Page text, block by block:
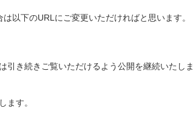
以下のURLにご変更いただければと思います。
引き続きご覧いただけるよう公開を継続いたしま
ます。